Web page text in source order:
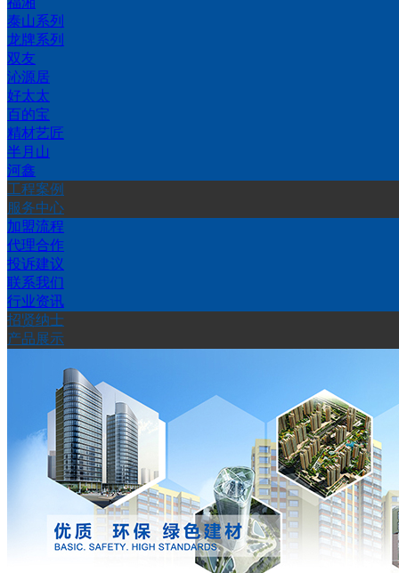
泰山系列
龙牌系列
双友
沁源居
好太太
百的宝
精材艺匠
半月山
河鑫
工程案例
服务中心
加盟流程
代理合作
投诉建议
联系我们
行业资讯
招贤纳士
产品展示